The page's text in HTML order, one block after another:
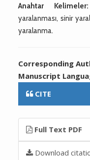
Anahtar Kelimeler:
yaralanması, sinir
yaralanma.
Corresponding
Manuscript
CITE
Full Text PDF
Download